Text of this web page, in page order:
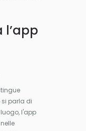
l’app
parla di
l'app